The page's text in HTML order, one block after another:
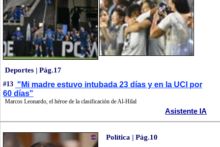
Deportes | Pág.17
#13 "Mi madre estuvo intubada 23 días y en la UCI por
60 días"
Marcos Leonardo, el héroe de la clasificación de Al-Hilal
Asistente IA
Política | Pág.10